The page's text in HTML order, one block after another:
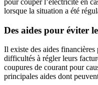
pour couper l’électricité en
lorsque la situation a été
Des aides pour éviter
Il existe des aides
difficultés à régler leurs
coupures de courant pour
principales aides dont